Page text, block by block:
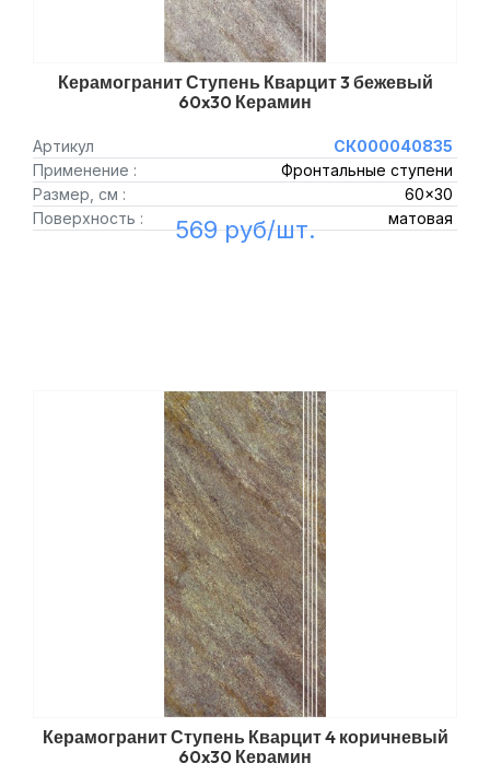
Керамогранит Ступень Кварцит 3 бежевый
60x30 Керамин
Артикул
СК000040835
Применение :
Фронтальные ступени
Размер, см :
60x30
Поверхность :
матовая
569 руб/шт.
Керамогранит Ступень Кварцит 4 коричневый
60x30 Керамин